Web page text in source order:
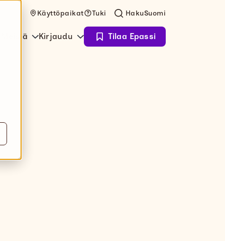
Käyttöpaikat Tuki HakuSuomi
Meistä Kirjaudu Tilaa Epassi